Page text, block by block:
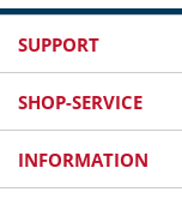
SUPPORT
SHOP-SERVICE
INFORMATION